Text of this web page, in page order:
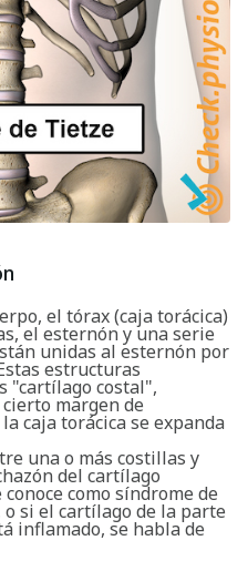
el tórax (caja torácica)
el esternón y una serie
unidas al esternón por
estructuras
"cartílago costal",
margen de
caja torácica se expanda
una o más costillas y
del cartílago
como síndrome de
si el cartílago de la parte
inflamado, se habla de